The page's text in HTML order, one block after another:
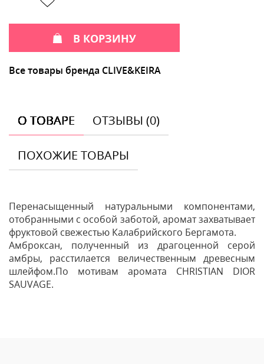
В КОРЗИНУ
Все товары бренда CLIVE&KEIRA
О ТОВАРЕ ОТЗЫВЫ (0)
ПОХОЖИЕ ТОВАРЫ
Перенасыщенный натуральными компонентами,
отобранными с особой заботой, аромат захватывает
фруктовой свежестью Калабрийского Бергамота.
Амброксан, полученный из драгоценной серой
амбры, расстилается величественным древесным
шлейфом.По мотивам аромата CHRISTIAN DIOR
SAUVAGE.